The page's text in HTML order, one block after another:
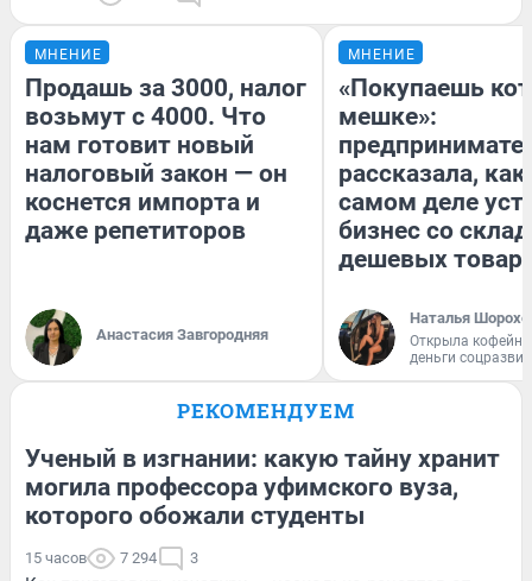
МНЕНИЕ
Продашь за 3000, налог
возьмут с 4000. Что
нам готовит новый
налоговый закон — он
коснется импорта и
даже репетиторов
Анастасия Завгородняя
МНЕНИЕ
«Покупаешь
мешке»:
рассказала, как
самом деле
бизнес со
дешевых
Наталья
Открыла
деньги
РЕКОМЕНДУЕМ
Ученый в изгнании: какую тайну хранит
могила профессора уфимского вуза,
которого обожали студенты
15 часов 7 294 3